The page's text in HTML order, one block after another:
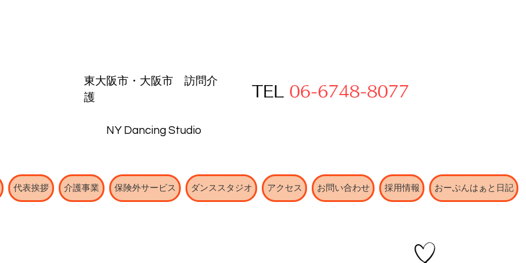
東大阪市・ 大阪市 ​訪問介
護
NY Dancing Studio
TEL 06-6748-8077
代表挨拶 介護事業 保険外サービス ダンススタジオ アクセス お問い合わせ 採用情報 おーぷんはぁと日記